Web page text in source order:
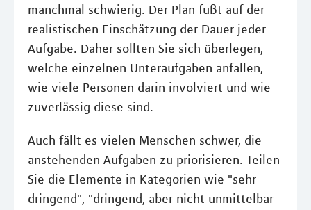
manchmal schwierig. Der Plan fußt auf der
realistischen Einschätzung der Dauer jeder
Aufgabe. Daher sollten Sie sich überlegen,
welche einzelnen Unteraufgaben anfallen,
wie viele Personen darin involviert und wie
zuverlässig diese sind.
Auch fällt es vielen Menschen schwer, die
anstehenden Aufgaben zu priorisieren. Teilen
Sie die Elemente in Kategorien wie "sehr
dringend", "dringend, aber nicht unmittelbar